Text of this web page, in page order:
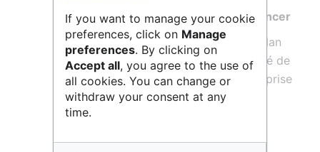
Laprévention et le dépistage du cancer
La prise en charge des patients au plan
diagnostique et clinique sur la totalité de
leur parcours et selon les modes de prise
en charge adaptés (hospitalisation
conventionnelle, hôpital de jour,
If you want to manage your cookie
preferences, click on Manage
preferences. By clicking on
Accept all, you agree to the use of
all cookies. You can change or
withdraw your consent at any
time.